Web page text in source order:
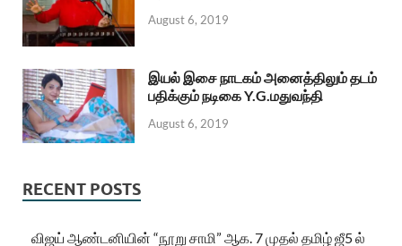
August 6, 2019
இயல் இசை நாடகம் அனைத்திலும் தடம்
பதிக்கும் நடிகை Y.G.மதுவந்தி
August 6, 2019
RECENT POSTS
விஜய் ஆண்டனியின் “நூறு சாமி” ஆக. 7 முதல் தமிழ் ஜீ5 ல்